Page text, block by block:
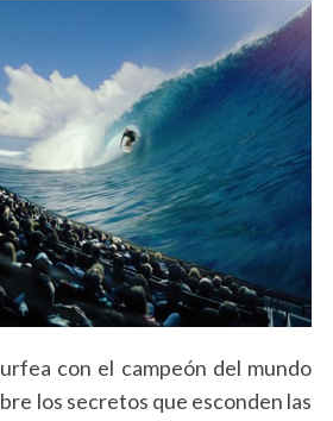
con el campeón del mundo
los secretos que esconden las